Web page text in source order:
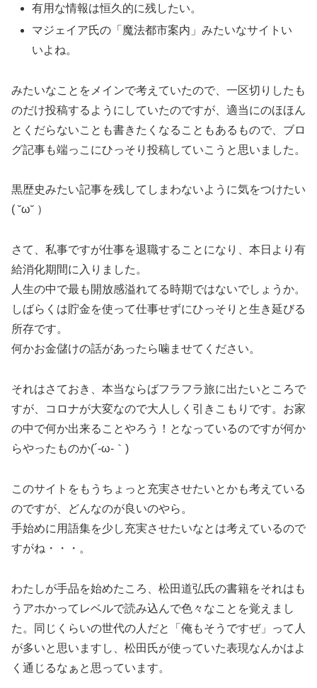
有用な情報は恒久的に残したい。
マジェイア氏の「魔法都市案内」みたいなサイトい
いよね。
みたいなことをメインで考えていたので、一区切りしたも
のだけ投稿するようにしていたのですが、適当にのほほん
とくだらないことも書きたくなることもあるもので、ブロ
グ記事も端っこにひっそり投稿していこうと思いました。
黒歴史みたい記事を残してしまわないように気をつけたい
( ˘ω˘ ）
さて、私事ですが仕事を退職することになり、本日より有
給消化期間に入りました。
人生の中で最も開放感溢れてる時期ではないでしょうか。
しばらくは貯金を使って仕事せずにひっそりと生き延びる
所存です。
何かお金儲けの話があったら噛ませてください。
それはさておき、本当ならばフラフラ旅に出たいところで
すが、コロナが大変なので大人しく引きこもりです。お家
の中で何か出来ることやろう！となっているのですが何か
らやったものか(´-ω-｀)
このサイトをもうちょっと充実させたいとかも考えている
のですが、どんなのが良いのやら。
手始めに用語集を少し充実させたいなとは考えているので
すがね・・・。
わたしが手品を始めたころ、松田道弘氏の書籍をそれはも
うアホかってレベルで読み込んで色々なことを覚えまし
た。同じくらいの世代の人だと「俺もそうですぜ」って人
が多いと思いますし、松田氏が使っていた表現なんかはよ
く通じるなぁと思っています。